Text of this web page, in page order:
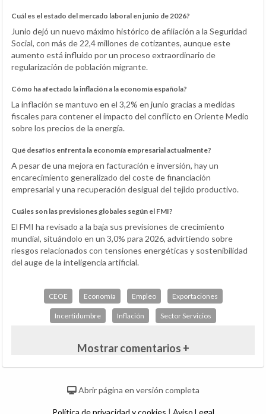
Cuál es el estado del mercado laboral en junio de 2026?
Junio dejó un nuevo máximo histórico de afiliación a la Seguridad
Social, con más de 22,4 millones de cotizantes, aunque este
aumento está influido por un proceso extraordinario de
regularización de población migrante.
Cómo ha afectado la inflación a la economía española?
La inflación se mantuvo en el 3,2% en junio gracias a medidas
fiscales para contener el impacto del conflicto en Oriente Medio
sobre los precios de la energía.
Qué desafíos enfrenta la economía empresarial actualmente?
A pesar de una mejora en facturación e inversión, hay un
encarecimiento generalizado del coste de financiación
empresarial y una recuperación desigual del tejido productivo.
Cuáles son las previsiones globales según el FMI?
El FMI ha revisado a la baja sus previsiones de crecimiento
mundial, situándolo en un 3,0% para 2026, advirtiendo sobre
riesgos relacionados con tensiones energéticas y sostenibilidad
del auge de la inteligencia artificial.
CEOE Economía Empleo Exportaciones
Incertidumbre Inflación Sector Servicios
Mostrar comentarios +
Abrir página en versión completa